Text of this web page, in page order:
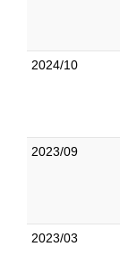
2024/10
2023/09
2023/03